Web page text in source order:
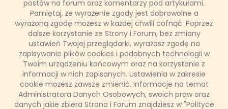
postów na forum oraz komentarzy pod artykułami.
Pamiętaj, że wyrażenie zgody jest dobrowolne a
wyrażoną zgodę możesz w każdej chwili cofnąć. Poprzez
dalsze korzystanie ze Strony i Forum, bez zmiany
ustawień Twojej przeglądarki, wyrażasz zgodę na
zapisywanie plików cookies i podobnych technologii w
Twoim urządzeniu końcowym oraz na korzystanie z
informacji w nich zapisanych. Ustawienia w zakresie
cookie możesz zawsze zmienić. Informacje na temat
Administratora Danych Osobowych, swoich praw oraz
danych jakie zbiera Strona i Forum znajdziesz w "Polityce
Jacek Podemski wraz z ekipą TVN Turbo powraca do
Czarnobyla. Będą świadkami nowego etapu w historii tego
miejsca.
14 marca 2017, 23:46
(0 komentarzy)
CZYTAJ WIĘCEJ